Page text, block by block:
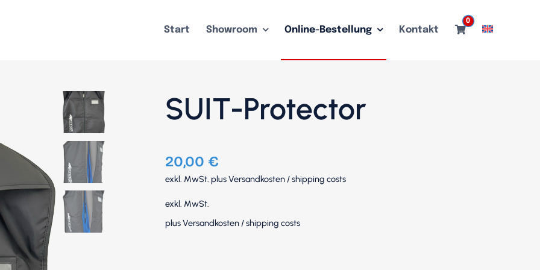
Start Showroom Online-Bestellung Kontakt
0
SUIT-Protector
20,00 €
exkl. MwSt. plusVersandkosten /shipping costs
exkl. MwSt.
plusVersandkosten /shipping costs